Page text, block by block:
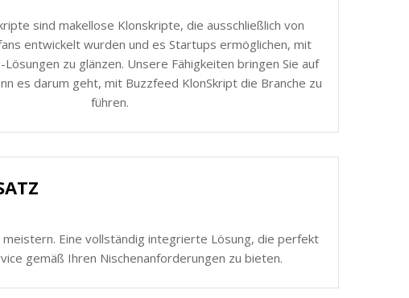
sind makellose Klonskripte, die ausschließlich von
entwickelt wurden und es Startups ermöglichen, mit
zu glänzen. Unsere Fähigkeiten bringen Sie auf
es darum geht, mit Buzzfeed KlonSkript die Branche zu
führen.
Eine vollständig integrierte Lösung, die perfekt
gemäß Ihren Nischenanforderungen zu bieten.